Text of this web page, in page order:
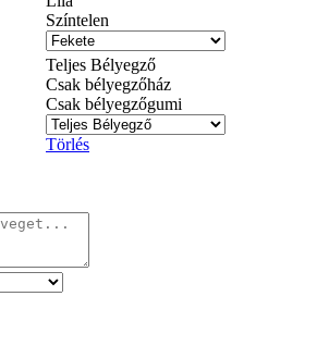
Színtelen
Teljes Bélyegző
Csak bélyegzőház
Csak bélyegzőgumi
Törlés